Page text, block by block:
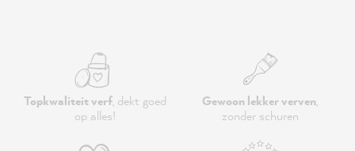
Topkwaliteit verf, dekt goed
op alles!
Gewoon lekker verven,
zonder schuren